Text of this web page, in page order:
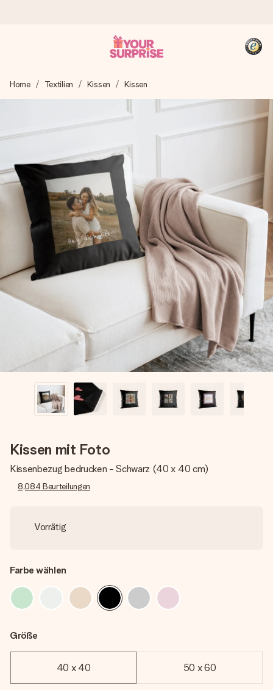
Wir bereiten dein Geschenk sorgfältig vor und schicken es
blitzschnell – damit du es genau zum richtigen Zeitpunkt
überreichen kannst, wenn es am meisten zählt.
4,8 (basierend auf +15.000 Bewertungen)
Unsere Geschenke begeistern. Kunden bewerten uns mit
4,8 bei Google Reviews (Gesamtergebnis aller Länder, in
die wir versenden).
+49 39292 929695
Montag - Freitag : 8:30 - 17:00 Uhr
Samstag - Sonntag : 8:30 - 13:00 Uhr
Home Textilien Kissen Kissen
Kissen mit Foto
Kissenbezug bedrucken - Schwarz (40 x 40 cm)
8,084 Beurteilungen
Vorrätig
Farbe wählen
Größe
40 x 40 50 x 60